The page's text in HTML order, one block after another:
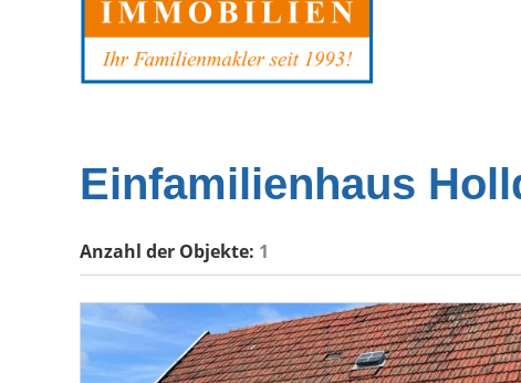
Einfamilienhaus
Anzahl der Objekte: 1